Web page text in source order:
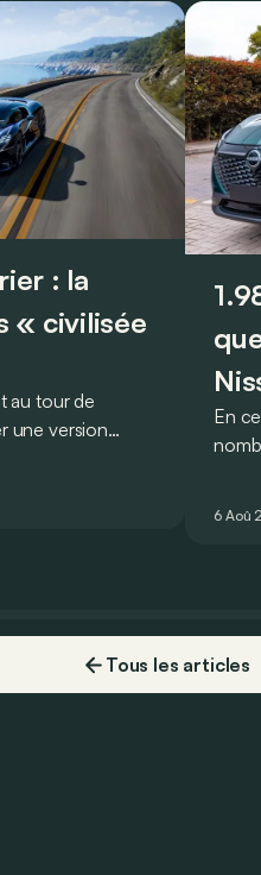
: la
« civilisée
au tour de
une version
En
6 Aoû
Tous les articles